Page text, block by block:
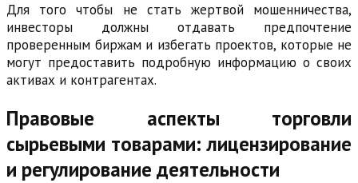
Для того чтобы не стать жертвой мошенничества,
инвесторы должны отдавать предпочтение
проверенным биржам и избегать проектов, которые не
могут предоставить подробную информацию о своих
активах и контрагентах.
Правовые аспекты торговли
сырьевыми товарами: лицензирование
и регулирование деятельности